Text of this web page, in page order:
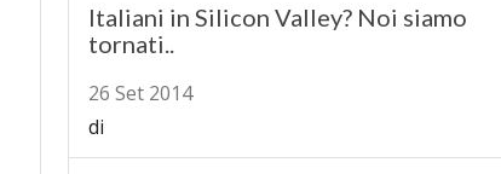
Italiani in Silicon Valley? Noi siamo
tornati..
26 Set 2014
di